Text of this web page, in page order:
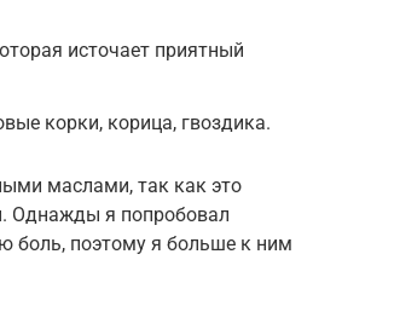
источает приятный
корки, корица, гвоздика.
маслами, так как это
Однажды я попробовал
боль, поэтому я больше к ним